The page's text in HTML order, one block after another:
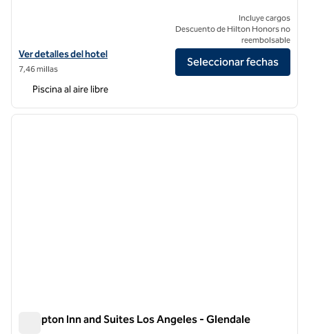
Ver detalles del hotel Conrad Los Angeles
Ver detalles del hotel
7,46 millas
Incluye cargos
Descuento de Hilton Honors no
reembolsable
Seleccionar fechas
Piscina al aire libre
1 de 12
Hampton Inn and Suites Los Angeles - Glendale